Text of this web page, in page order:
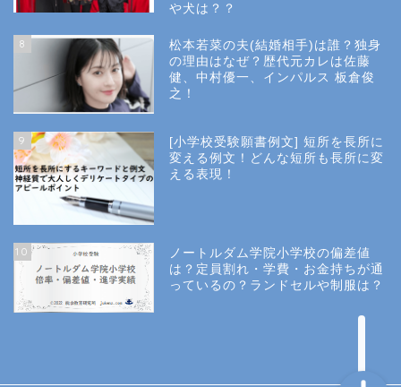
や犬は？？
8
松本若菜の夫(結婚相手)は誰？独身
の理由はなぜ？歴代元カレは佐藤
健、中村優一、インパルス 板倉俊
之！
9
[小学校受験願書例文] 短所を長所に
変える例文！どんな短所も長所に変
える表現！
10
ノートルダム学院小学校の偏差値
は？定員割れ・学費・お金持ちが通
っているの？ランドセルや制服は？
小学校受験
所長コラム
説明会や面接の服装